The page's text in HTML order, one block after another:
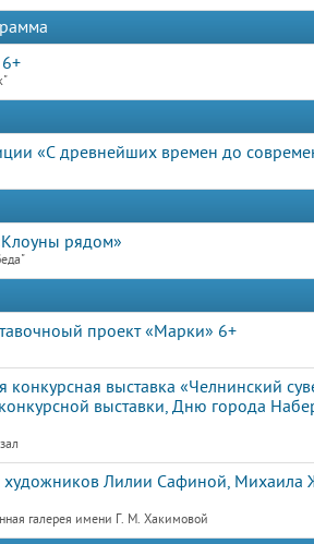
«С древнейших времен до
рядом»
проект «Марки» 6+
конкурсная выставка «Челнинский
выставки, Дню города
художников Лилии Сафиной, Михаила
галерея имени Г. М. Хакимовой